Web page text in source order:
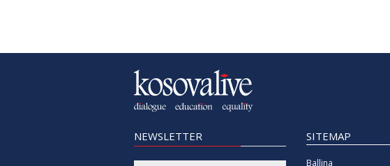
NEWSLETTER SITEMAP
Ballina